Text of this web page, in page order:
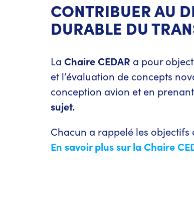
CONTRIBUER AU
DURABLE DU
La Chaire CEDAR a pour
et l’évaluation de concepts
conception avion et en
sujet.
Chacun a rappelé les objectifs
En savoir plus sur la Chaire